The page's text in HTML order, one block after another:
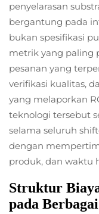
penyelarasan
bergantung pada
bukan spesifikasi
metrik yang paling
pesanan yang
verifikasi kualitas,
yang melaporkan
teknologi tersebut
selama seluruh
dengan
produk, dan waktu
Struktur
pada